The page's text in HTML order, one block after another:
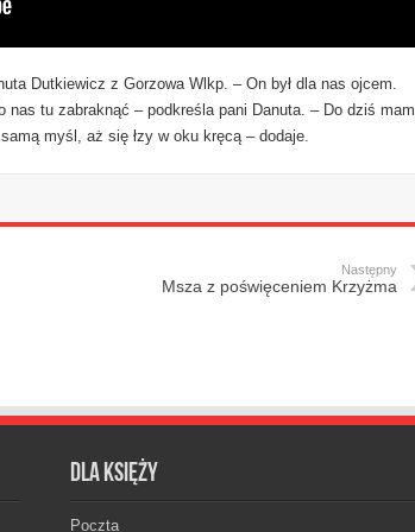
Dutkiewicz z Gorzowa Wlkp. – On był dla nas ojcem.
nas tu zabraknąć – podkreśla pani Danuta. – Do dziś mam
myśl, aż się łzy w oku kręcą – dodaje.
Następny
Msza z poświęceniem Krzyżma
Dla księży
Poczta